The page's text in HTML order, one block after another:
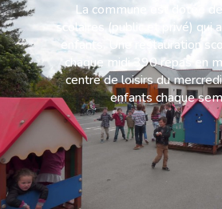
La commune est dotée de
scolaires (public et privé) qui
enfants. Une restauration
chaque midi 390 repas en
centre de loisirs du
enfants chaque